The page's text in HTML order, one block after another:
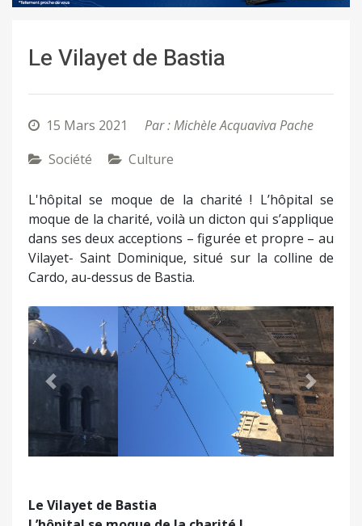
Le Vilayet de Bastia
15 Mars 2021
Par : Michèle Acquaviva Pache
Société
Culture
L'hôpital se moque de la charité ! L’hôpital se
moque de la charité, voilà un dicton qui s’applique
dans ses deux acceptions – figurée et propre – au
Vilayet- Saint Dominique, situé sur la colline de
Cardo, au-dessus de Bastia.
Précédent Suivant
Le Vilayet de Bastia